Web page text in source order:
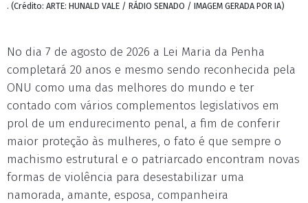
. (Crédito: ARTE: HUNALD VALE / RÁDIO SENADO / IMAGEM GERADA POR IA)
No dia 7 de agosto de 2026 a Lei Maria da Penha
completará 20 anos e mesmo sendo reconhecida pela
ONU como uma das melhores do mundo e ter
contado com vários complementos legislativos em
prol de um endurecimento penal, a fim de conferir
maior proteção às mulheres, o fato é que sempre o
machismo estrutural e o patriarcado encontram novas
formas de violência para desestabilizar uma
namorada, amante, esposa, companheira